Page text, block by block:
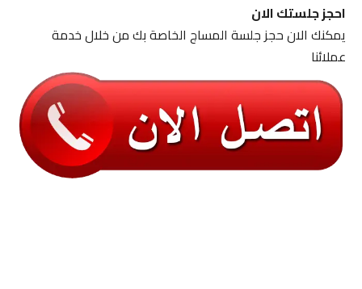
احجز جلستك الان
يمكنك الان حجز جلسة المساج الخاصة بك من خلال خدمة
عملائنا